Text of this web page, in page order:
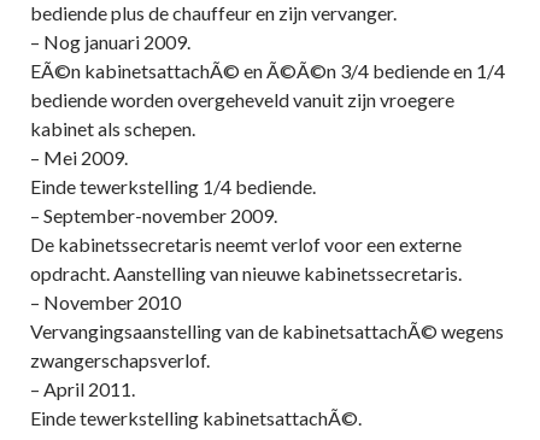
bediende plus de chauffeur en zijn vervanger.
– Nog januari 2009.
EÃ©n kabinetsattachÃ© en Ã©Ã©n 3/4 bediende en 1/4
bediende worden overgeheveld vanuit zijn vroegere
kabinet als schepen.
– Mei 2009.
Einde tewerkstelling 1/4 bediende.
– September-november 2009.
De kabinetssecretaris neemt verlof voor een externe
opdracht. Aanstelling van nieuwe kabinetssecretaris.
– November 2010
Vervangingsaanstelling van de kabinetsattachÃ© wegens
zwangerschapsverlof.
– April 2011.
Einde tewerkstelling kabinetsattachÃ©.